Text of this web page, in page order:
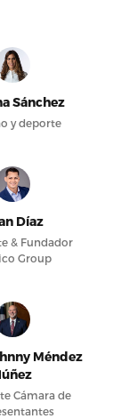
Sánchez
y deporte
Díaz
& Fundador
Group
Méndez
Cámara de